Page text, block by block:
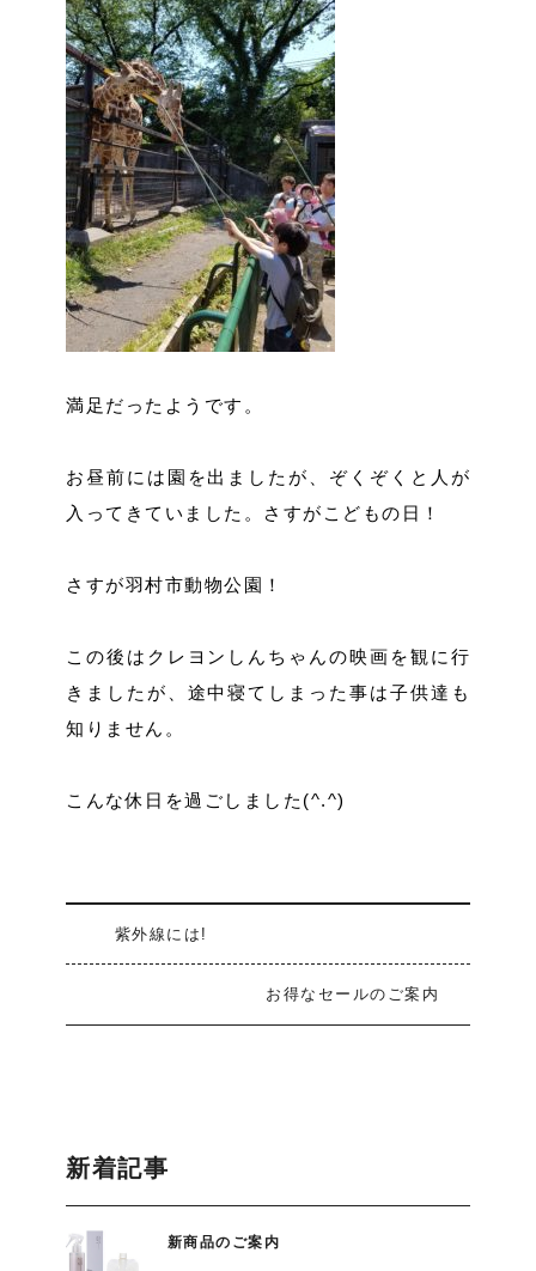
満足だったようです。
お昼前には園を出ましたが、ぞくぞくと人が
入ってきていました。さすがこどもの日！
さすが羽村市動物公園！
この後はクレヨンしんちゃんの映画を観に行
きましたが、途中寝てしまった事は子供達も
知りません。
こんな休日を過ごしました(^.^)
紫外線には!
お得なセールのご案内
新着記事
新商品のご案内